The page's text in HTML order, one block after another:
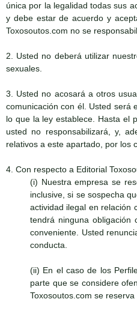
única por la legalidad todas sus
y debe estar de acuerdo y
Toxosoutos.com no se
2. Usted no deberá utilizar
sexuales.
3. Usted no acosará a otros
comunicación con él. Usted será
lo que la ley establece. Hasta el
usted no responsabilizará, y,
relativos a este apartado, por los
4. Con respecto a Editorial
(i) Nuestra empresa se
inclusive, si se sospecha
actividad ilegal en relación
tendrá ninguna
conveniente. Usted
conducta.
(ii) En el caso de los
parte que se considere
Toxosoutos.com se